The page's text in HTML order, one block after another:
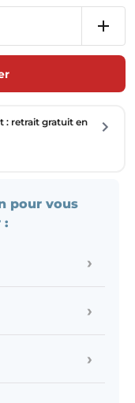
: retrait gratuit en
pour vous
:
›
›
›